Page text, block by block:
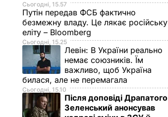
Сьогодні, 15.57
Путін передав ФСБ фактично
безмежну владу. Це лякає російську
еліту – Bloomberg
Сьогодні, 15.25
Левін: В України реально
немає союзників. Їм
важливо, щоб Україна
билася, але не перемагала
Сьогодні, 15.10
Після доповіді Драпатого
Зеленський анонсував